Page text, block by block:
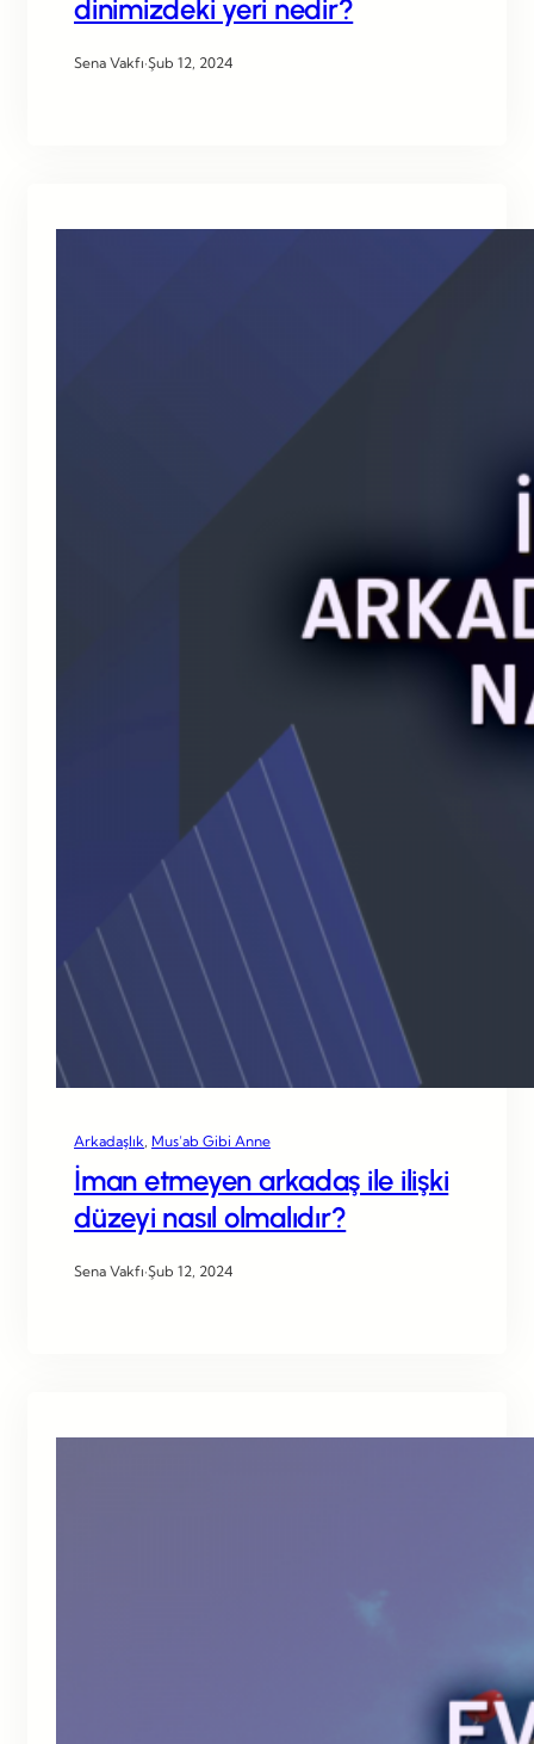
dinimizdeki yeri nedir?
Sena Vakfı·Şub 12, 2024
Arkadaşlık Mus’ab Gibi Anne
İman etmeyen arkadaş ile ilişki
düzeyi nasıl olmalıdır?
Sena Vakfı·Şub 12, 2024